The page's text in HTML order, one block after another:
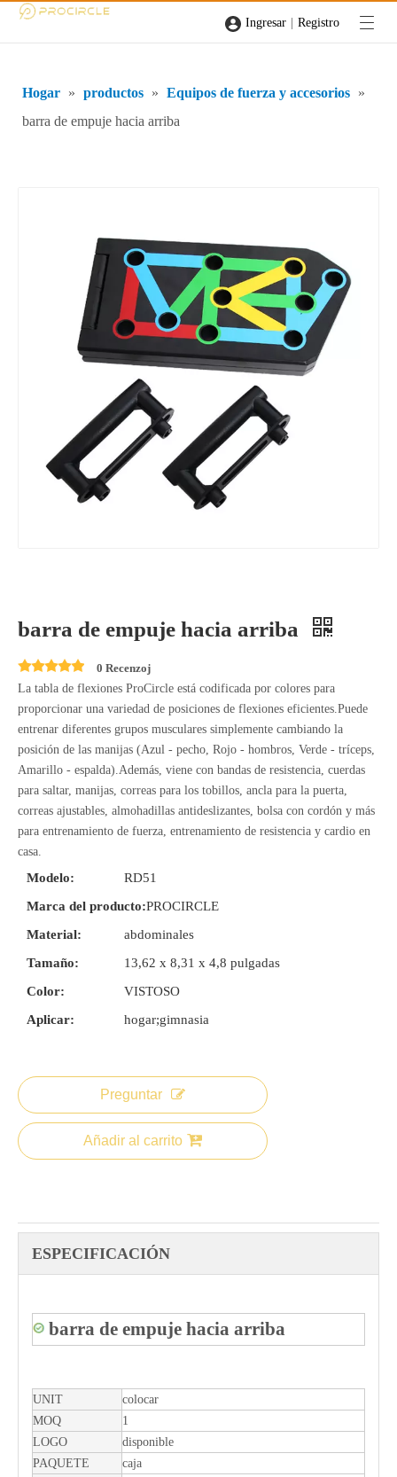
Ingresar | Registro
Hogar » productos » Equipos de fuerza y ​​accesorios »
barra de empuje hacia arriba
barra de empuje hacia arriba
0 Recenzoj
La tabla de flexiones ProCircle está codificada por colores para
proporcionar una variedad de posiciones de flexiones eficientes.Puede
entrenar diferentes grupos musculares simplemente cambiando la
posición de las manijas (Azul - pecho, Rojo - hombros, Verde - tríceps,
Amarillo - espalda).Además, viene con bandas de resistencia, cuerdas
para saltar, manijas, correas para los tobillos, ancla para la puerta,
correas ajustables, almohadillas antideslizantes, bolsa con cordón y más
para entrenamiento de fuerza, entrenamiento de resistencia y cardio en
casa.
Modelo:
RD51
Marca del producto:PROCIRCLE
Material:
abdominales
Tamaño:
13,62 x 8,31 x 4,8 pulgadas
Color:
VISTOSO
Aplicar:
hogar;gimnasia
Preguntar
Añadir al carrito
ESPECIFICACIÓN
barra de empuje hacia arriba
UNIT
colocar
MOQ
1
LOGO
disponible
PAQUETE
caja